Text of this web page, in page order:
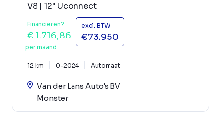
V8 | 12" Uconnect
Financieren?
€ 1.716,86
per maand
excl. BTW
€73.950
12 km 0-2024 Automaat
Van der Lans Auto's BV
Monster